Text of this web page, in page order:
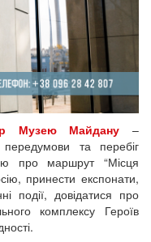
Музею Майдану –
та перебіг
про маршрут “Місця
принести експонати,
події, довідатися про
комплексу Героїв